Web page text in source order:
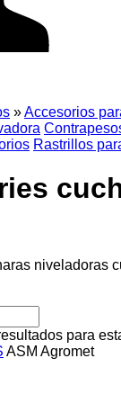
»Accesorios
Rastrillos
niveladoras
para
ASM Agromet